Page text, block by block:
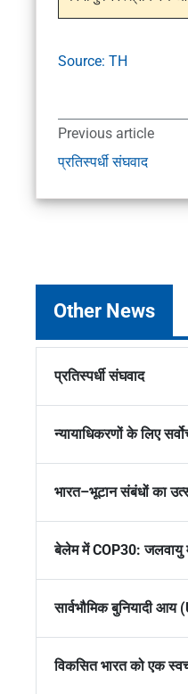
Source: TH
Previous article
प्रतिस्पर्धी संघवाद
Other News
प्रतिस्पर्धी संघवाद
न्यायाधिकरणों के लिए
भारत–भूटान संबंधों का
बेलेम में COP30: जलवायु
सार्वभौमिक बुनियादी
विकसित भारत को एक